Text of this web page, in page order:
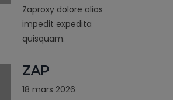
Zaproxy dolore alias
impedit expedita
quisquam.
ZAP
18 mars 2026